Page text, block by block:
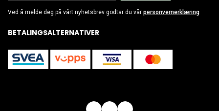
Ved å melde deg på vårt nyhetsbrev godtar du vår personvernerklæring
BETALINGSALTERNATIVER